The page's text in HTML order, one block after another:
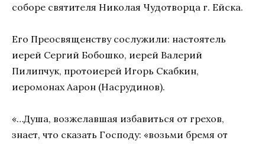
соборе святителя Николая Чудотворца г. Ейска.
Его Преосвященству сослужили: настоятель
иерей Сергий Бобошко, иерей Валерий
Пилипчук, протоиерей Игорь Скабкин,
иеромонах Аарон (Насрудинов).
«…Душа, возжелавшая избавиться от грехов,
знает, что сказать Господу: «возьми бремя от